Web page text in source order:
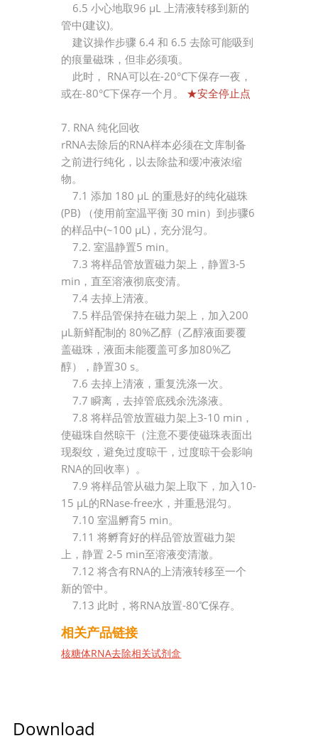
6.5 小心地取96 μL 上清液转移到新的
管中(建议)。
建议操作步骤 6.4 和 6.5 去除可能吸到
的痕量磁珠，但非必须项。
此时， RNA可以在-20°C下保存一夜，
或在-80°C下保存一个月。 ★安全停止点
7. RNA 纯化回收
rRNA去除后的RNA样本必须在文库制备
之前进行纯化，以去除盐和缓冲液浓缩
物。
7.1 添加 180 μL 的重悬好的纯化磁珠
(PB) （使用前室温平衡 30 min）到步骤6
的样品中(~100 μL)，充分混匀。
7.2. 室温静置5 min。
7.3 将样品管放置磁力架上，静置3-5
min，直至溶液彻底变清。
7.4 去掉上清液。
7.5 样品管保持在磁力架上，加入200
μL新鲜配制的 80%乙醇（乙醇液面要覆
盖磁珠，液面未能覆盖可多加80%乙
醇），静置30 s。
7.6 去掉上清液，重复洗涤一次。
7.7 瞬离，去掉管底残余洗涤液。
7.8 将样品管放置磁力架上3-10 min，
使磁珠自然晾干（注意不要使磁珠表面出
现裂纹，避免过度晾干，过度晾干会影响
RNA的回收率）。
7.9 将样品管从磁力架上取下，加入10-
15 μL的RNase-free水，并重悬混匀。
7.10 室温孵育5 min。
7.11 将孵育好的样品管放置磁力架
上，静置 2-5 min至溶液变清澈。
7.12 将含有RNA的上清液转移至一个
新的管中。
7.13 此时，将RNA放置-80℃保存。
相关产品链接
核糖体RNA去除相关试剂盒
Download